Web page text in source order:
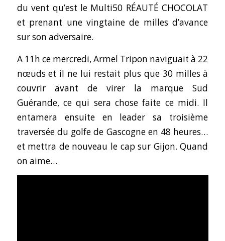
du vent qu’est le Multi50 RÉAUTÉ CHOCOLAT
et prenant une vingtaine de milles d’avance
sur son adversaire.
A 11h ce mercredi, Armel Tripon naviguait à 22
nœuds et il ne lui restait plus que 30 milles à
couvrir avant de virer la marque Sud
Guérande, ce qui sera chose faite ce midi. Il
entamera ensuite en leader sa troisième
traversée du golfe de Gascogne en 48 heures…
et mettra de nouveau le cap sur Gijon. Quand
on aime…